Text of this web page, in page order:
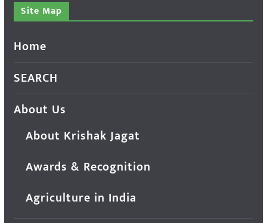
Site Map
Home
SEARCH
About Us
About Krishak Jagat
Awards & Recognition
Agriculture in India